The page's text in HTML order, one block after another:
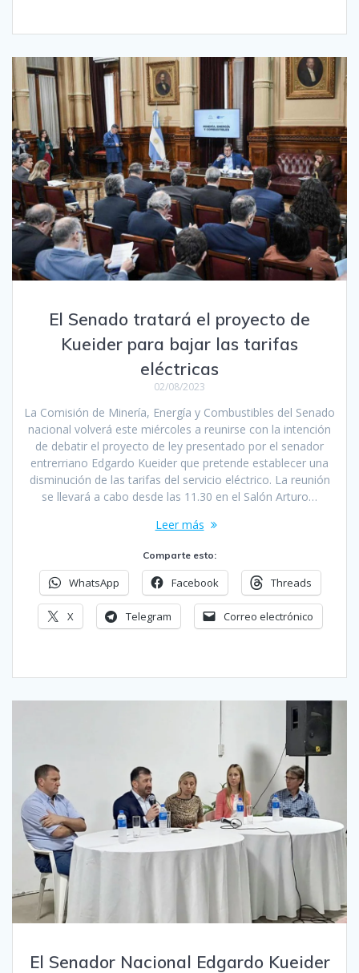
El Senado tratará el proyecto de
Kueider para bajar las tarifas
eléctricas
02/08/2023
La Comisión de Minería, Energía y Combustibles del Senado
nacional volverá este miércoles a reunirse con la intención
de debatir el proyecto de ley presentado por el senador
entrerriano Edgardo Kueider que pretende establecer una
disminución de las tarifas del servicio eléctrico. La reunión
se llevará a cabo desde las 11.30 en el Salón Arturo…
Leer más
Comparte esto:
WhatsApp Facebook Threads
X Telegram Correo electrónico
El Senador Nacional Edgardo Kueider